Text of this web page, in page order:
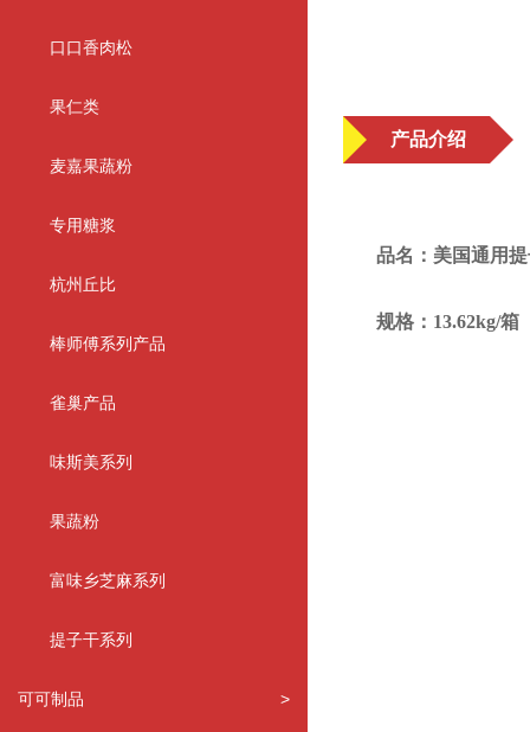
口口香肉松
果仁类
麦嘉果蔬粉
专用糖浆
杭州丘比
棒师傅系列产品
雀巢产品
味斯美系列
果蔬粉
富味乡芝麻系列
提子干系列
可可制品 >
产品介绍
品名：美国通用
规格：13.62kg/箱